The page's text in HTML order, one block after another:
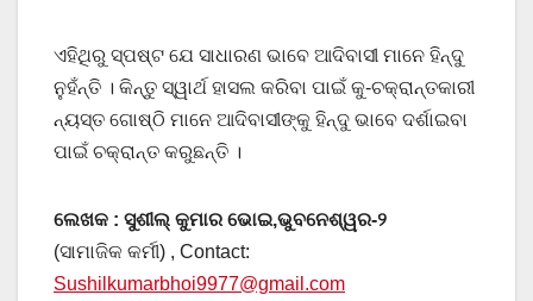
ଏହିଥିରୁ ସ୍ପଷ୍ଟ ଯେ ସାଧାରଣ ଭାବେ ଆଦିବାସୀ ମାନେ ହିନ୍ଦୁ
ନୁହଁନ୍ତି । କିନ୍ତୁ ସ୍ୱାର୍ଥ ହାସଲ କରିବା ପାଇଁ କୁ-ଚକ୍ରାନ୍ତକାରୀ
ନ୍ୟସ୍ତ ଗୋଷ୍ଠି ମାନେ ଆଦିବାସୀଙ୍କୁ ହିନ୍ଦୁ ଭାବେ ଦର୍ଶାଇବା
ପାଇଁ ଚକ୍ରାନ୍ତ କରୁଛନ୍ତି ।
ଲେଖକ : ସୁଶୀଲ୍ କୁମାର ଭୋଇ,ଭୁବନେଶ୍ୱର-୨
(ସାମାଜିକ କର୍ମୀ) , Contact:
Sushilkumarbhoi9977@gmail.com